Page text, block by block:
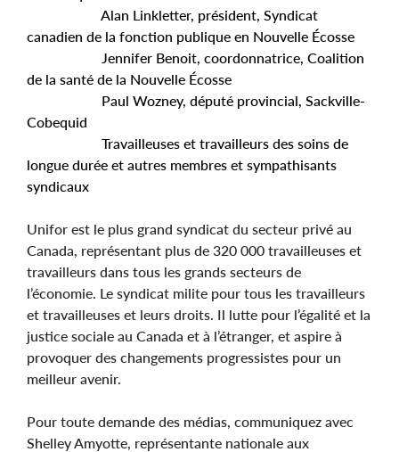
Alan Linkletter, président, Syndicat
canadien de la fonction publique en Nouvelle Écosse
Jennifer Benoit, coordonnatrice, Coalition
de la santé de la Nouvelle Écosse
Paul Wozney, député provincial, Sackville-
Cobequid
Travailleuses et travailleurs des soins de
longue durée et autres membres et sympathisants
syndicaux
Unifor est le plus grand syndicat du secteur privé au
Canada, représentant plus de 320 000 travailleuses et
travailleurs dans tous les grands secteurs de
l’économie. Le syndicat milite pour tous les travailleurs
et travailleuses et leurs droits. Il lutte pour l’égalité et la
justice sociale au Canada et à l’étranger, et aspire à
provoquer des changements progressistes pour un
meilleur avenir.
Pour toute demande des médias, communiquez avec
Shelley Amyotte, représentante nationale aux